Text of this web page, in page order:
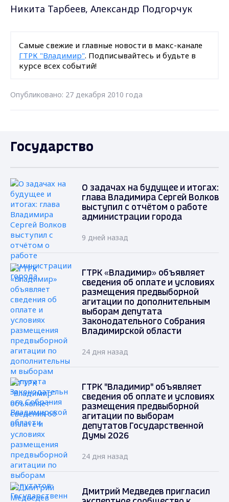
Никита Тарбеев, Александр Подгорчук
Самые свежие и главные новости в макс-канале
ГТРК "Владимир". Подписывайтесь и будьте в
курсе всех событий!
Опубликовано: 27 декабря 2010 года
Государство
О задачах на будущее и итогах:
глава Владимира Сергей Волков
выступил с отчётом о работе
администрации города
9 дней назад
ГТРК «Владимир» объявляет
сведения об оплате и условиях
размещения предвыборной
агитации по дополнительным
выборам депутата
Законодательного Собрания
Владимирской области
24 дня назад
ГТРК "Владимир" объявляет
сведения об оплате и условиях
размещения предвыборной
агитации по выборам
депутатов Государственной
Думы 2026
24 дня назад
Дмитрий Медведев пригласил